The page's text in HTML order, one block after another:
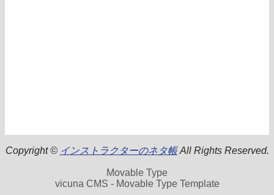
Copyright © インストラクターのネタ帳All Rights Reserved.
Movable Type
vicuna CMS - Movable Type Template